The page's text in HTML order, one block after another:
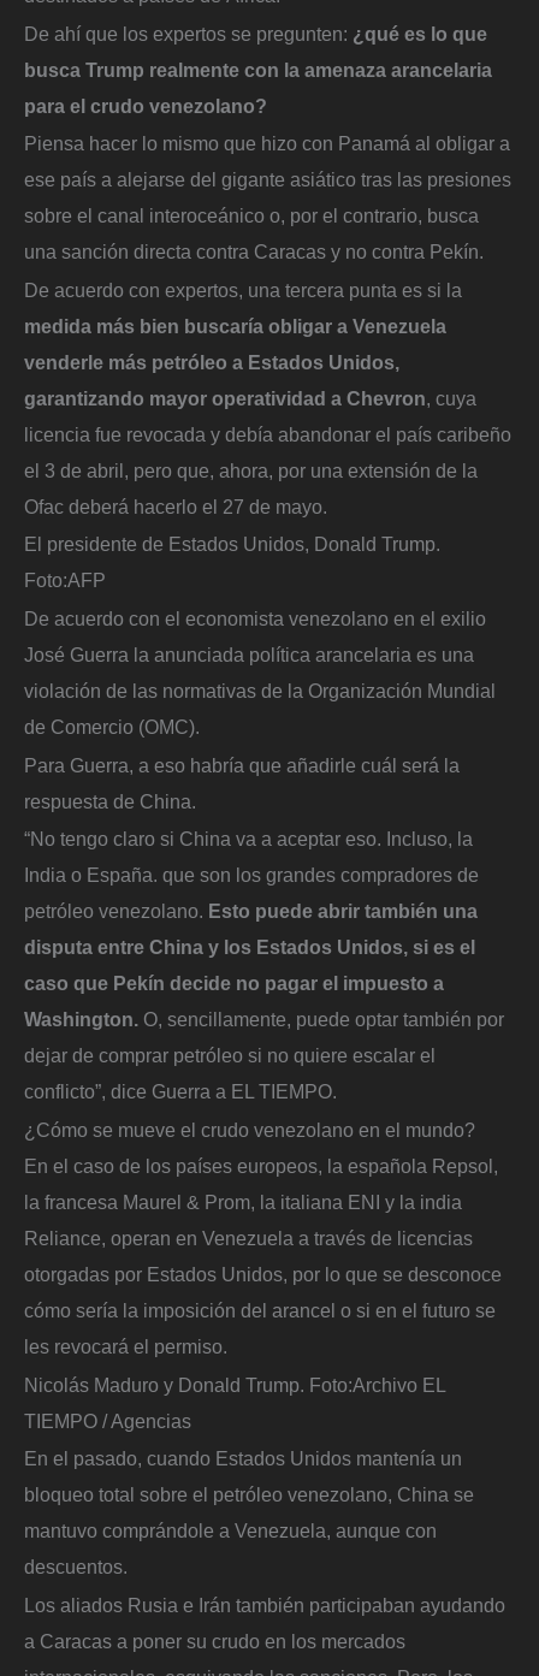
De ahí que los expertos se pregunten: ¿qué es lo que
busca Trump realmente con la amenaza arancelaria
para el crudo venezolano?
Piensa hacer lo mismo que hizo con Panamá al obligar a
ese país a alejarse del gigante asiático tras las presiones
sobre el canal interoceánico o, por el contrario, busca
una sanción directa contra Caracas y no contra Pekín.
De acuerdo con expertos, una tercera punta es si la
medida más bien buscaría obligar a Venezuela
venderle más petróleo a Estados Unidos,
garantizando mayor operatividad a Chevron, cuya
licencia fue revocada y debía abandonar el país caribeño
el 3 de abril, pero que, ahora, por una extensión de la
Ofac deberá hacerlo el 27 de mayo.
El presidente de Estados Unidos, Donald Trump.
Foto:AFP
De acuerdo con el economista venezolano en el exilio
José Guerra la anunciada política arancelaria es una
violación de las normativas de la Organización Mundial
de Comercio (OMC).
Para Guerra, a eso habría que añadirle cuál será la
respuesta de China.
“No tengo claro si China va a aceptar eso. Incluso, la
India o España. que son los grandes compradores de
petróleo venezolano. Esto puede abrir también una
disputa entre China y los Estados Unidos, si es el
caso que Pekín decide no pagar el impuesto a
Washington. O, sencillamente, puede optar también por
dejar de comprar petróleo si no quiere escalar el
conflicto”, dice Guerra a EL TIEMPO.
¿Cómo se mueve el crudo venezolano en el mundo?
En el caso de los países europeos, la española Repsol,
la francesa Maurel & Prom, la italiana ENI y la india
Reliance, operan en Venezuela a través de licencias
otorgadas por Estados Unidos, por lo que se desconoce
cómo sería la imposición del arancel o si en el futuro se
les revocará el permiso.
Nicolás Maduro y Donald Trump. Foto:Archivo EL
TIEMPO / Agencias
En el pasado, cuando Estados Unidos mantenía un
bloqueo total sobre el petróleo venezolano, China se
mantuvo comprándole a Venezuela, aunque con
descuentos.
Los aliados Rusia e Irán también participaban ayudando
a Caracas a poner su crudo en los mercados